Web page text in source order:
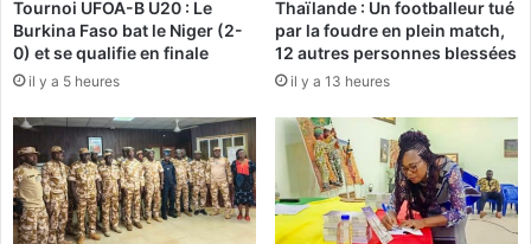
t
a
l
o
s
a
v
a
n
f
ê
t
e
e
s
1
0
a
Tournoi UFOA-B U20 : Le
Burkina Faso bat le Niger (2-
0) et se qualifie en finale
il y a 5 heures
Thaïlande : Un footballeur tué
par la foudre en plein match,
12 autres personnes blessées
il y a 13 heures